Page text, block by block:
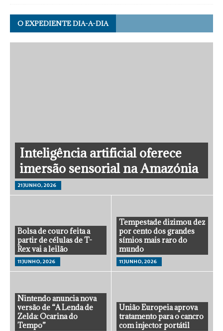
O EXPEDIENTE DIA-A-DIA
Inteligência artificial oferece
imersão sensorial na Amazónia
21 JUNHO, 2026
Bolsa de couro feita a
partir de células de T-
Rex vai a leilão
11 JUNHO, 2026
Tempestade dizimou dez
por cento dos grandes
símios mais raro do
mundo
11 JUNHO, 2026
Nintendo anuncia nova
versão de “A Lenda de
Zelda: Ocarina do
Tempo”
União Europeia aprova
tratamento para o cancro
com injector portátil